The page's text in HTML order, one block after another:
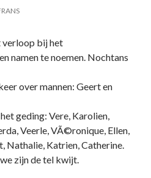
verloop bij het
namen te noemen. Nochtans
over mannen: Geert en
geding: Vere, Karolien,
Veerle, VÃ©ronique, Ellen,
Nathalie, Katrien, Catherine.
zijn de tel kwijt.